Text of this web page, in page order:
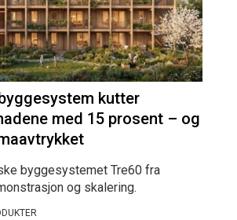
kutter
med 15 prosent – og
byggesystemet Tre60 fra
og skalering.